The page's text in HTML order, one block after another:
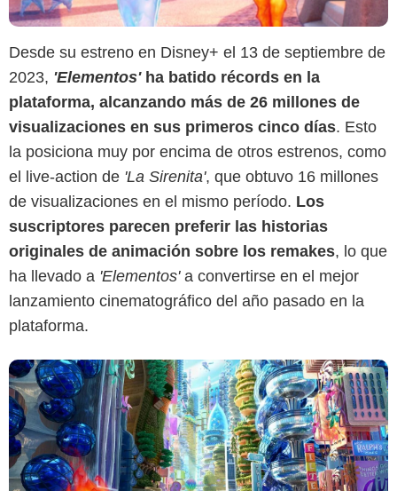
Desde su estreno en Disney+ el 13 de septiembre de
2023, 'Elementos' ha batido récords en la
plataforma, alcanzando más de 26 millones de
visualizaciones en sus primeros cinco días. Esto
la posiciona muy por encima de otros estrenos, como
el live-action de 'La Sirenita', que obtuvo 16 millones
de visualizaciones en el mismo período. Los
suscriptores parecen preferir las historias
originales de animación sobre los remakes, lo que
ha llevado a 'Elementos'a convertirse en el mejor
lanzamiento cinematográfico del año pasado en la
plataforma.
Disney+